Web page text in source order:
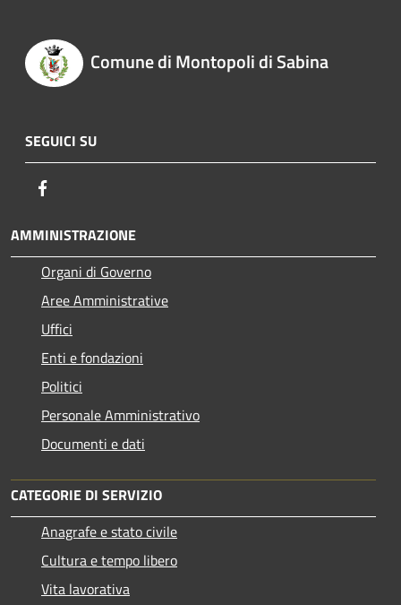
Comune di Montopoli di Sabina
SEGUICI SU
AMMINISTRAZIONE
Organi di Governo
Aree Amministrative
Uffici
Enti e fondazioni
Politici
Personale Amministrativo
Documenti e dati
CATEGORIE DI SERVIZIO
Anagrafe e stato civile
Cultura e tempo libero
Vita lavorativa